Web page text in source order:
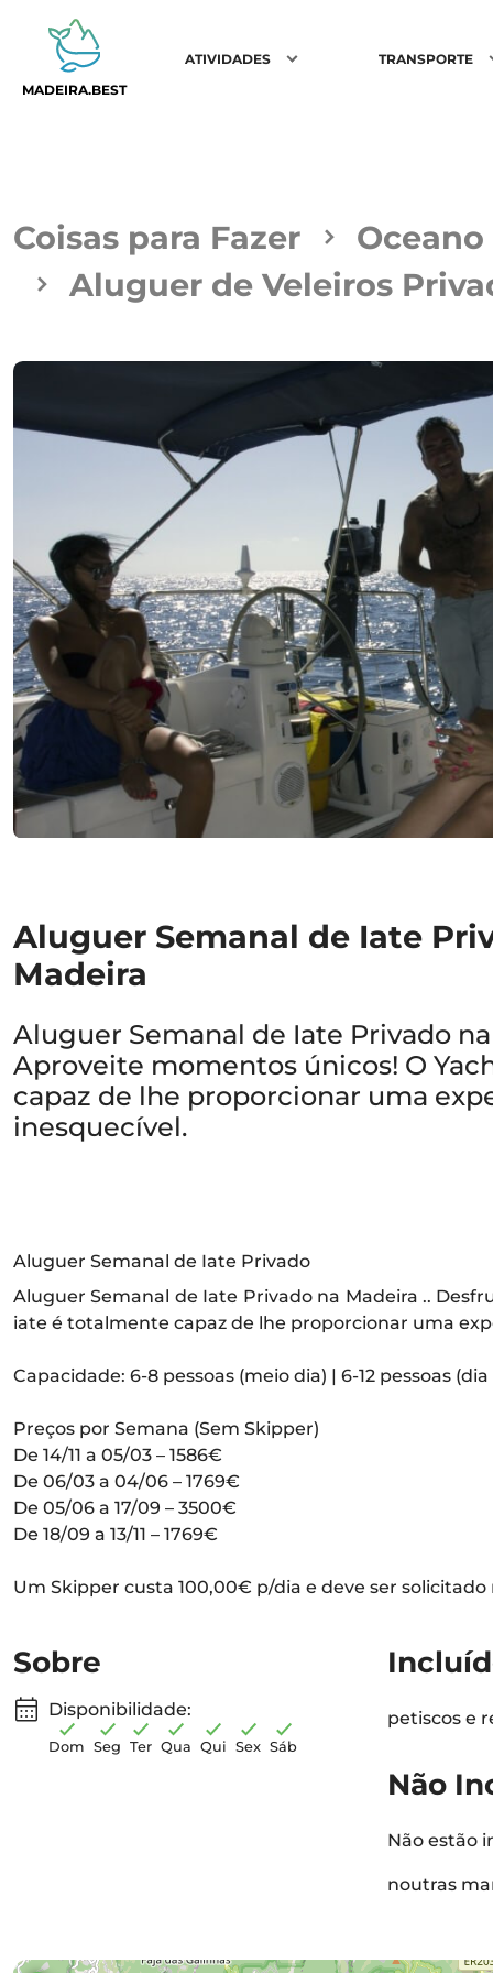
MADEIRA.BEST
ATIVIDADES TRANSPORTE
Coisas para Fazer
Oceano
Aluguer de Veleiros
Aluguer Semanal de Iate
Madeira
Aluguer Semanal de Iate Privado
Aproveite momentos únicos! O
capaz de lhe proporcionar uma
inesquecível.
Aluguer Semanal de Iate Privado
Aluguer Semanal de Iate Privado na Madeira ..
iate é totalmente capaz de lhe proporcionar uma
Capacidade: 6-8 pessoas (meio dia) | 6-12 pessoas
Preços por Semana (Sem Skipper)
De 14/11 a 05/03 – 1586€
De 06/03 a 04/06 – 1769€
De 05/06 a 17/09 – 3500€
De 18/09 a 13/11 – 1769€
Um Skipper custa 100,00€ p/dia e deve ser
Sobre
Disponibilidade:
Dom Seg Ter Qua Qui Sex Sáb
petiscos e
Não
Não estão
noutras